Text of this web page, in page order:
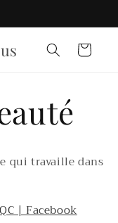
Panier
qui travaille dans
| Facebook